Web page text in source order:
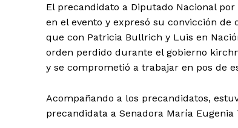
El precandidato a Diputado Nacional
en el evento y expresó su convicción
que con Patricia Bullrich y Luis en
orden perdido durante el gobierno
y se comprometió a trabajar en pos de
Acompañando a los precandidatos,
precandidata a Senadora María